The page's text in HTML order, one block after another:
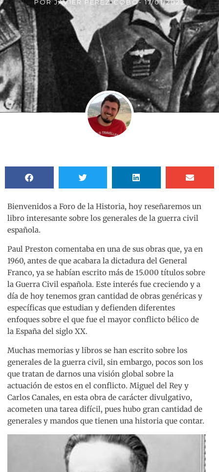
PORJAVIER PÉREZ COBO- 17/01/2022
Bienvenidos a Foro de la Historia, hoy reseñaremos un
libro interesante sobre los generales de la guerra civil
española.
Paul Preston comentaba en una de sus obras que, ya en
1960, antes de que acabara la dictadura del General
Franco, ya se habían escrito más de 15.000 títulos sobre
la Guerra Civil española. Este interés fue creciendo y a
día de hoy tenemos gran cantidad de obras genéricas y
específicas que estudian y defienden diferentes
enfoques sobre el que fue el mayor conflicto bélico de
la España del siglo XX.
Muchas memorias y libros se han escrito sobre los
generales de la guerra civil, sin embargo, pocos son los
que tratan de darnos una visión global sobre la
actuación de estos en el conflicto. Miguel del Rey y
Carlos Canales, en esta obra de carácter divulgativo,
acometen una tarea difícil, pues hubo gran cantidad de
generales y mandos que tienen una historia que contar.